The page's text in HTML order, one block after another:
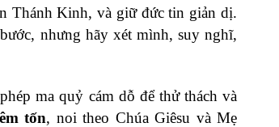
Thánh Kinh, và giữ đức tin giản dị.
nhưng hãy xét mình, suy nghĩ,
ma quỷ cám dỗ để thử thách và
tốn, noi theo Chúa Giêsu và Mẹ